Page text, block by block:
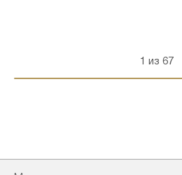
1 из 67